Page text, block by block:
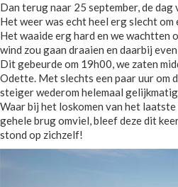
Dan terug naar 25 september, de
Het weer was echt heel erg slecht
Het waaide erg hard en we wachtten
wind zou gaan draaien en daarbij
Dit gebeurde om 19h00, we zaten
Odette. Met slechts een paar uur om
steiger wederom helemaal
Waar bij het loskomen van het
gehele brug omviel, bleef deze dit
stond op zichzelf!